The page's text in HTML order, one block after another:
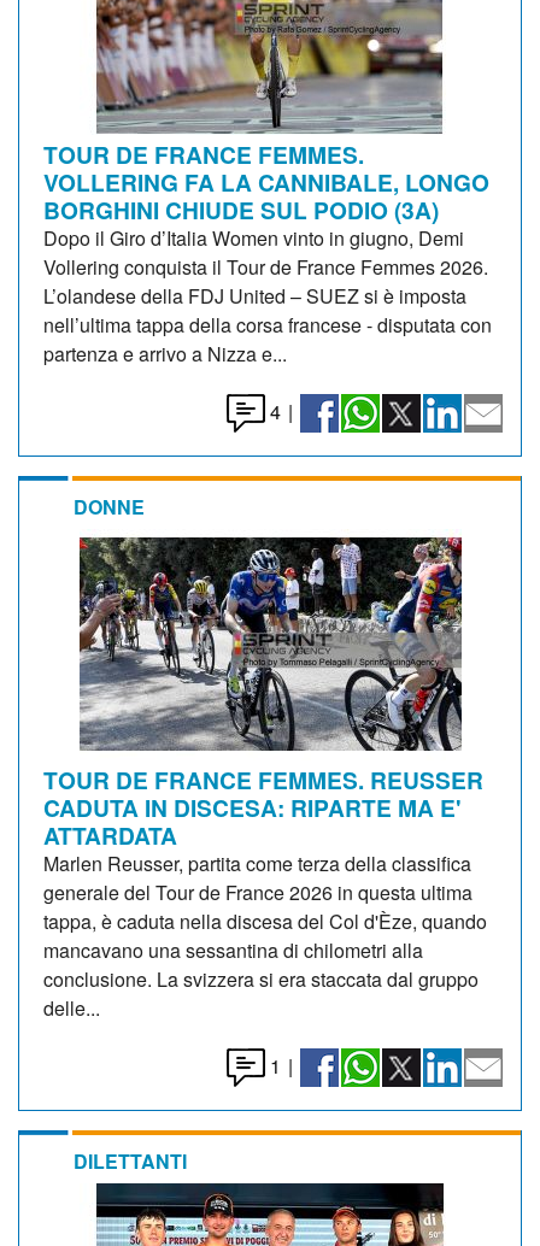
TOUR DE FRANCE FEMMES.
VOLLERING FA LA CANNIBALE, LONGO
BORGHINI CHIUDE SUL PODIO (3A)
Dopo il Giro d’Italia Women vinto in giugno, Demi
Vollering conquista il Tour de France Femmes 2026.
L’olandese della FDJ United – SUEZ si è imposta
nell’ultima tappa della corsa francese - disputata con
partenza e arrivo a Nizza e...
4 |
DONNE
TOUR DE FRANCE FEMMES. REUSSER
CADUTA IN DISCESA: RIPARTE MA E'
ATTARDATA
Marlen Reusser, partita come terza della classifica
generale del Tour de France 2026 in questa ultima
tappa, è caduta nella discesa del Col d'Èze, quando
mancavano una sessantina di chilometri alla
conclusione. La svizzera si era staccata dal gruppo
delle...
1 |
DILETTANTI